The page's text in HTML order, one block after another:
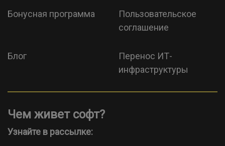
Бонусная программа
Пользовательское
соглашение
Блог
Перенос ИТ-
инфраструктуры
Чем живет софт?
Узнайте в рассылке: